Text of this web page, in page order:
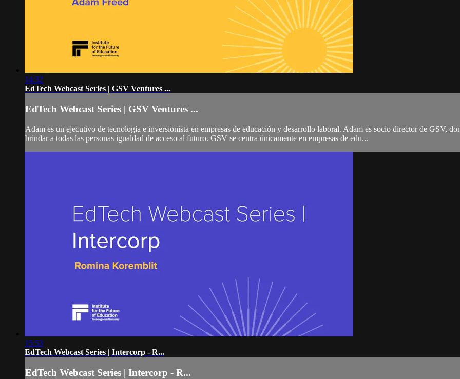
14:32
EdTech Webcast Series | GSV Ventures ...
EdTech Webcast Series | GSV Ventures ...
Adam es un ejecutivo de tecnología e inversionista en empresas de educación y desarrollo laboral. Adam es socio director de GSV,
brindar a todas las personas igualdad de acceso al futuro. GSV se centra únicamente en empresas de edu...
15:53
EdTech Webcast Series | Intercorp - R...
EdTech Webcast Series | Intercorp - R...